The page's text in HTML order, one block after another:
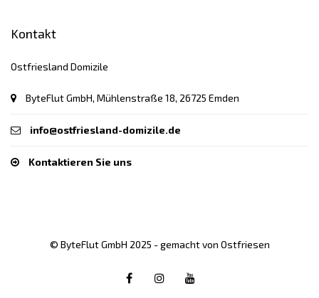
Kontakt
Ostfriesland Domizile
ByteFlut GmbH, Mühlenstraße 18, 26725 Emden
info@ostfriesland-domizile.de
Kontaktieren Sie uns
© ByteFlut GmbH 2025 - gemacht von Ostfriesen